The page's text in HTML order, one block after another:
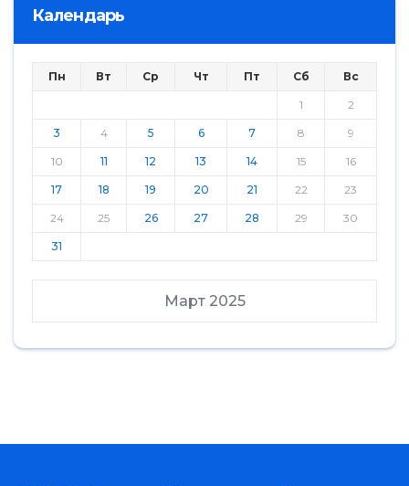
Календарь
Март 2025
Пн Вт Ср Чт Пт Сб Вс
1 2
3 4 5 6 7 8 9
10 11 12 13 14 15 16
17 18 19 20 21 22 23
24 25 26 27 28 29 30
31